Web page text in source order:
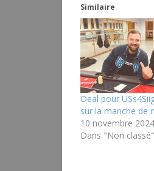
Similaire
Deal pour
sur la manche de
10 novembre 2024
Dans "Non classé"